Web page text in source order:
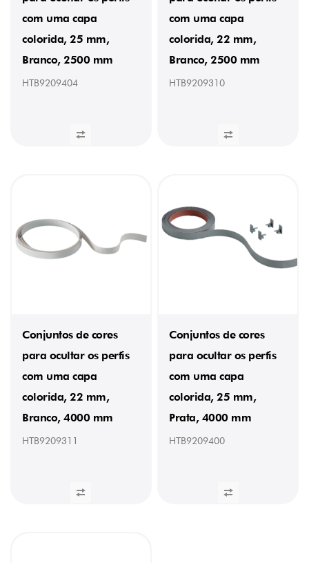
com uma capa
colorida, 25 mm,
Branco, 2500 mm
HTB9209404
com uma capa
colorida, 22 mm,
Branco, 2500 mm
HTB9209310
Conjuntos de cores
para ocultar os perfis
com uma capa
colorida, 22 mm,
Branco, 4000 mm
HTB9209311
Conjuntos de cores
para ocultar os perfis
com uma capa
colorida, 25 mm,
Prata, 4000 mm
HTB9209400